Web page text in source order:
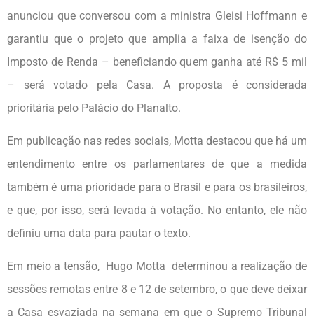
anunciou que conversou com a ministra Gleisi Hoffmann e
garantiu que o projeto que amplia a faixa de isenção do
Imposto de Renda – beneficiando quem ganha até R$ 5 mil
– será votado pela Casa. A proposta é considerada
prioritária pelo Palácio do Planalto.
Em publicação nas redes sociais, Motta destacou que há um
entendimento entre os parlamentares de que a medida
também é uma prioridade para o Brasil e para os brasileiros,
e que, por isso, será levada à votação. No entanto, ele não
definiu uma data para pautar o texto.
Em meio a tensão, Hugo Motta determinou a realização de
sessões remotas entre 8 e 12 de setembro, o que deve deixar
a Casa esvaziada na semana em que o Supremo Tribunal